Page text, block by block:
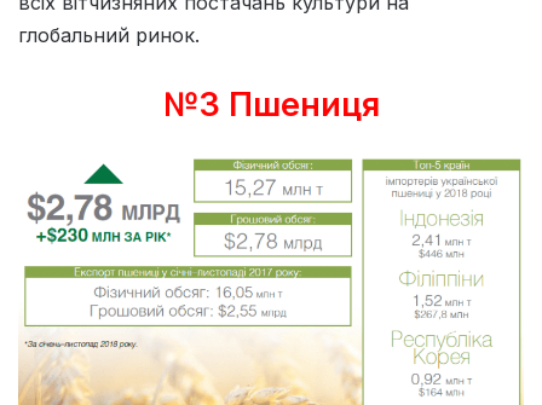
глобальний ринок.
№3 Пшениця